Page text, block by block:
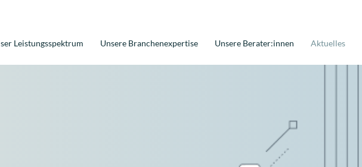
Leistungsspektrum Unsere Branchenexpertise Unsere Berater:innen Aktuelles